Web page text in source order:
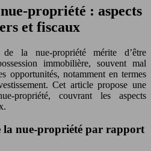
propriété : aspects
et fiscaux
la nue-propriété mérite d’être
immobilière, souvent mal
opportunités, notamment en termes
Cet article propose une
propriété, couvrant les aspects
la nue-propriété par rapport